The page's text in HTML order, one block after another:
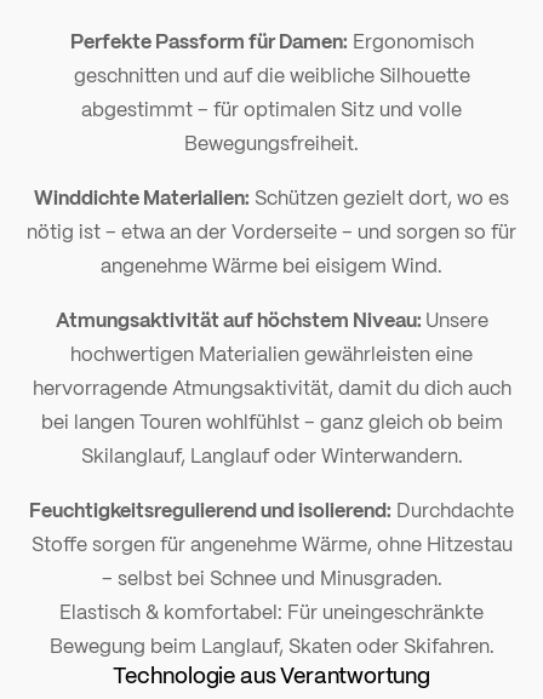
Perfekte Passform für Damen: Ergonomisch
geschnitten und auf die weibliche Silhouette
abgestimmt – für optimalen Sitz und volle
Bewegungsfreiheit.
Winddichte Materialien: Schützen gezielt dort, wo es
nötig ist – etwa an der Vorderseite – und sorgen so für
angenehme Wärme bei eisigem Wind.
Atmungsaktivität auf höchstem Niveau: Unsere
hochwertigen Materialien gewährleisten eine
hervorragende Atmungsaktivität, damit du dich auch
bei langen Touren wohlfühlst – ganz gleich ob beim
Skilanglauf, Langlauf oder Winterwandern.
Feuchtigkeitsregulierend und isolierend: Durchdachte
Stoffe sorgen für angenehme Wärme, ohne Hitzestau
– selbst bei Schnee und Minusgraden.
Elastisch & komfortabel: Für uneingeschränkte
Bewegung beim Langlauf, Skaten oder Skifahren.
Technologie aus Verantwortung